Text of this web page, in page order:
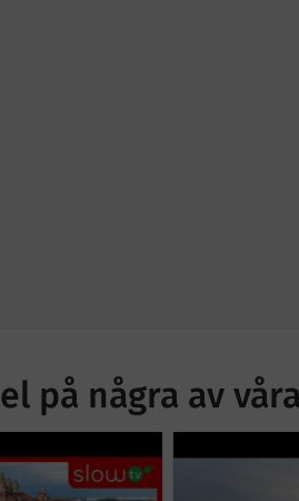
på några av